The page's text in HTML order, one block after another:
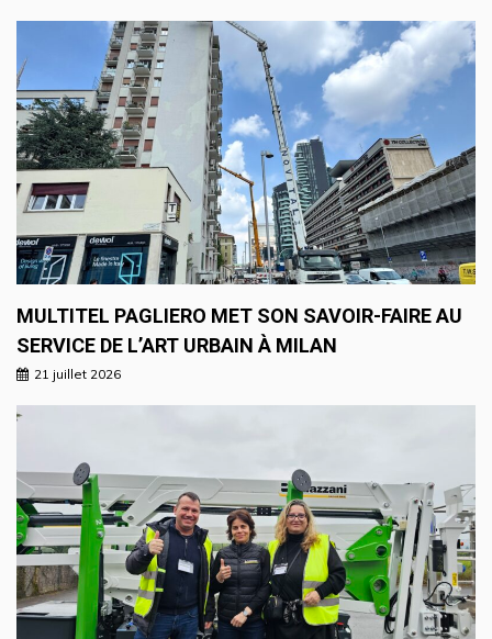
MULTITEL PAGLIERO MET SON SAVOIR-FAIRE AU
SERVICE DE L’ART URBAIN À MILAN
21 juillet 2026